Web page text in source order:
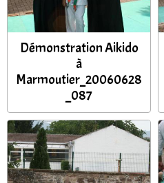
Démonstration Aikido
à
Marmoutier_20060628
_087